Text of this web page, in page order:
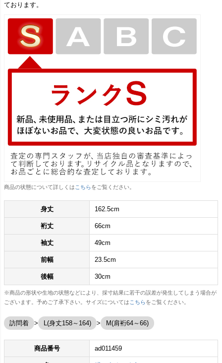
ております。
商品の状態について詳しくは こちらをご覧ください。
身丈 162.5cm
裄丈 66cm
袖丈 49cm
前幅 23.5cm
後幅 30cm
※商品の形状や生地の状態などにより、採寸結果に若干の誤差が発生してしまう場合が
ございます。予めご了承下さい。サイズについては こちらをご覧ください。
訪問着 L(身丈158～164) M(肩裄64～66)
商品番号 ad011459